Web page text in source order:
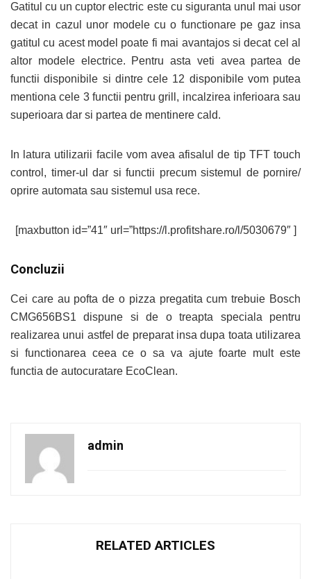
Gatitul cu un cuptor electric este cu siguranta unul mai usor
decat in cazul unor modele cu o functionare pe gaz insa
gatitul cu acest model poate fi mai avantajos si decat cel al
altor modele electrice. Pentru asta veti avea partea de
functii disponibile si dintre cele 12 disponibile vom putea
mentiona cele 3 functii pentru grill, incalzirea inferioara sau
superioara dar si partea de mentinere cald.
In latura utilizarii facile vom avea afisalul de tip TFT touch
control, timer-ul dar si functii precum sistemul de pornire/
oprire automata sau sistemul usa rece.
[maxbutton id=”41″ url=”https://l.profitshare.ro/l/5030679″ ]
Concluzii
Cei care au pofta de o pizza pregatita cum trebuie Bosch
CMG656BS1 dispune si de o treapta speciala pentru
realizarea unui astfel de preparat insa dupa toata utilizarea
si functionarea ceea ce o sa va ajute foarte mult este
functia de autocuratare EcoClean.
admin
RELATED ARTICLES